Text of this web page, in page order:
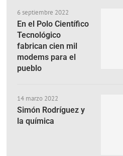
6 septiembre 2022
En el Polo Científico
Tecnológico
fabrican cien mil
modems para el
pueblo
14 marzo 2022
Simón Rodríguez y
la química